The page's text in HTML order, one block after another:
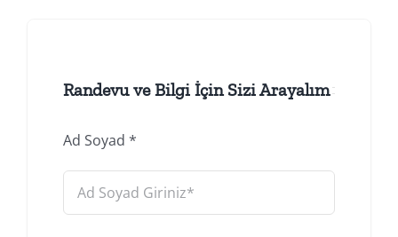
Randevu ve Bilgi İçin Sizi Arayalım
Ad Soyad *